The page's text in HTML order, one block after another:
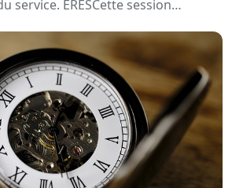
service. ERESCette session